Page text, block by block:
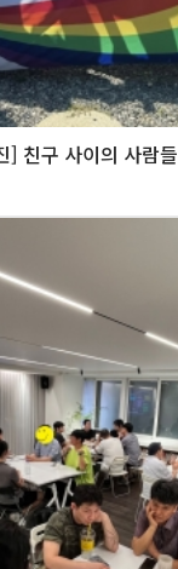
친구 사이의 사람들